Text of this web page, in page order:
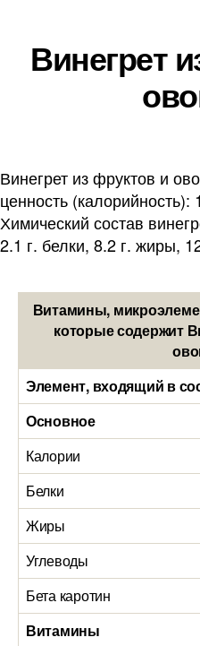
Винегрет
Винегрет из фруктов и
ценность
Химический состав
2.1 г. белки, 8.2 г. жиры,
Витамины,
которые содержит
Элемент, входящий в
Основное
Калории
Белки
Жиры
Углеводы
Бета каротин
Витамины